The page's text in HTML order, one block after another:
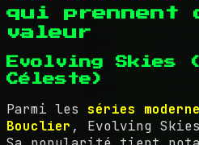
qui prennent
valeur
Evolving Skies
Céleste)
Parmi les séries
Bouclier , Evolving